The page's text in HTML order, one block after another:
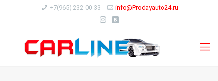
+7(965) 232-00-33 info@Prodayauto24.ru